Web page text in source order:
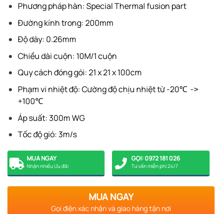
Phương pháp hàn: Special Thermal fusion part
Đường kính trong: 200mm
Độ dày: 0.26mm
Chiều dài cuộn: 10M/1 cuộn
Quy cách đóng gói: 21 x 21 x 100cm
Phạm vi nhiệt độ: Cường độ chịu nhiệt từ -20℃ -˃
+100℃
Áp suất: 300m WG
Tốc độ gió: 3m/s
MUA NGAY
Nhận nhiều Ưu đãi
GỌI: 0972 181 026
Tư vấn miễn phí 24/7
MUA NGAY
Gọi điện xác nhận và giao hàng tận nơi